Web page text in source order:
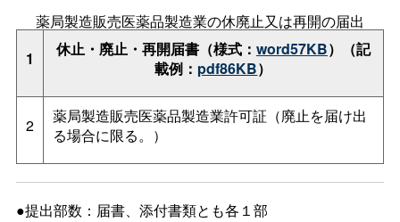
薬局製造販売医薬品製造業の休廃止又は再開の届出
1
休止・廃止・再開届書（様式： word57KB）（記
載例： pdf86KB）
2
薬局製造販売医薬品製造業許可証（廃止を届け出
る場合に限る。）
●提出部数：届書、添付書類とも各１部